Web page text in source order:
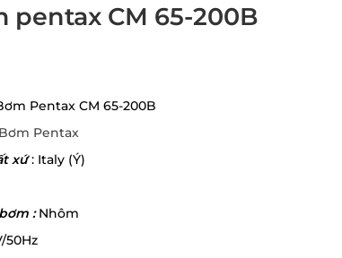
pentax CM 65-200B
Pentax CM 65-200B
Bơm Pentax
xứ: Italy (Ý)
:Nhôm
50Hz